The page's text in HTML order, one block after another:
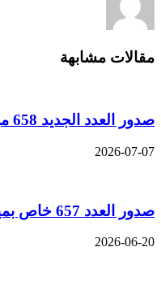
مقالات مشابهة
صدور العدد الجديد 658 من الديمقراطي
2026-07-07
صدور العدد 657 خاص بميلاد الحزب
2026-06-20